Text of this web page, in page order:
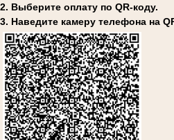
2. Выберите оплату по QR-коду.
3. Наведите камеру телефона на